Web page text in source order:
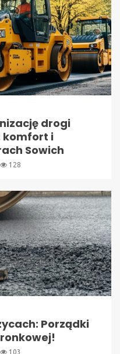
drogi
komfort i
Sowich
128
Porządki
103